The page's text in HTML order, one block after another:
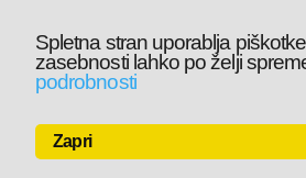
Spletna stran uporablja
zasebnosti lahko po želji
podrobnosti
Zapri